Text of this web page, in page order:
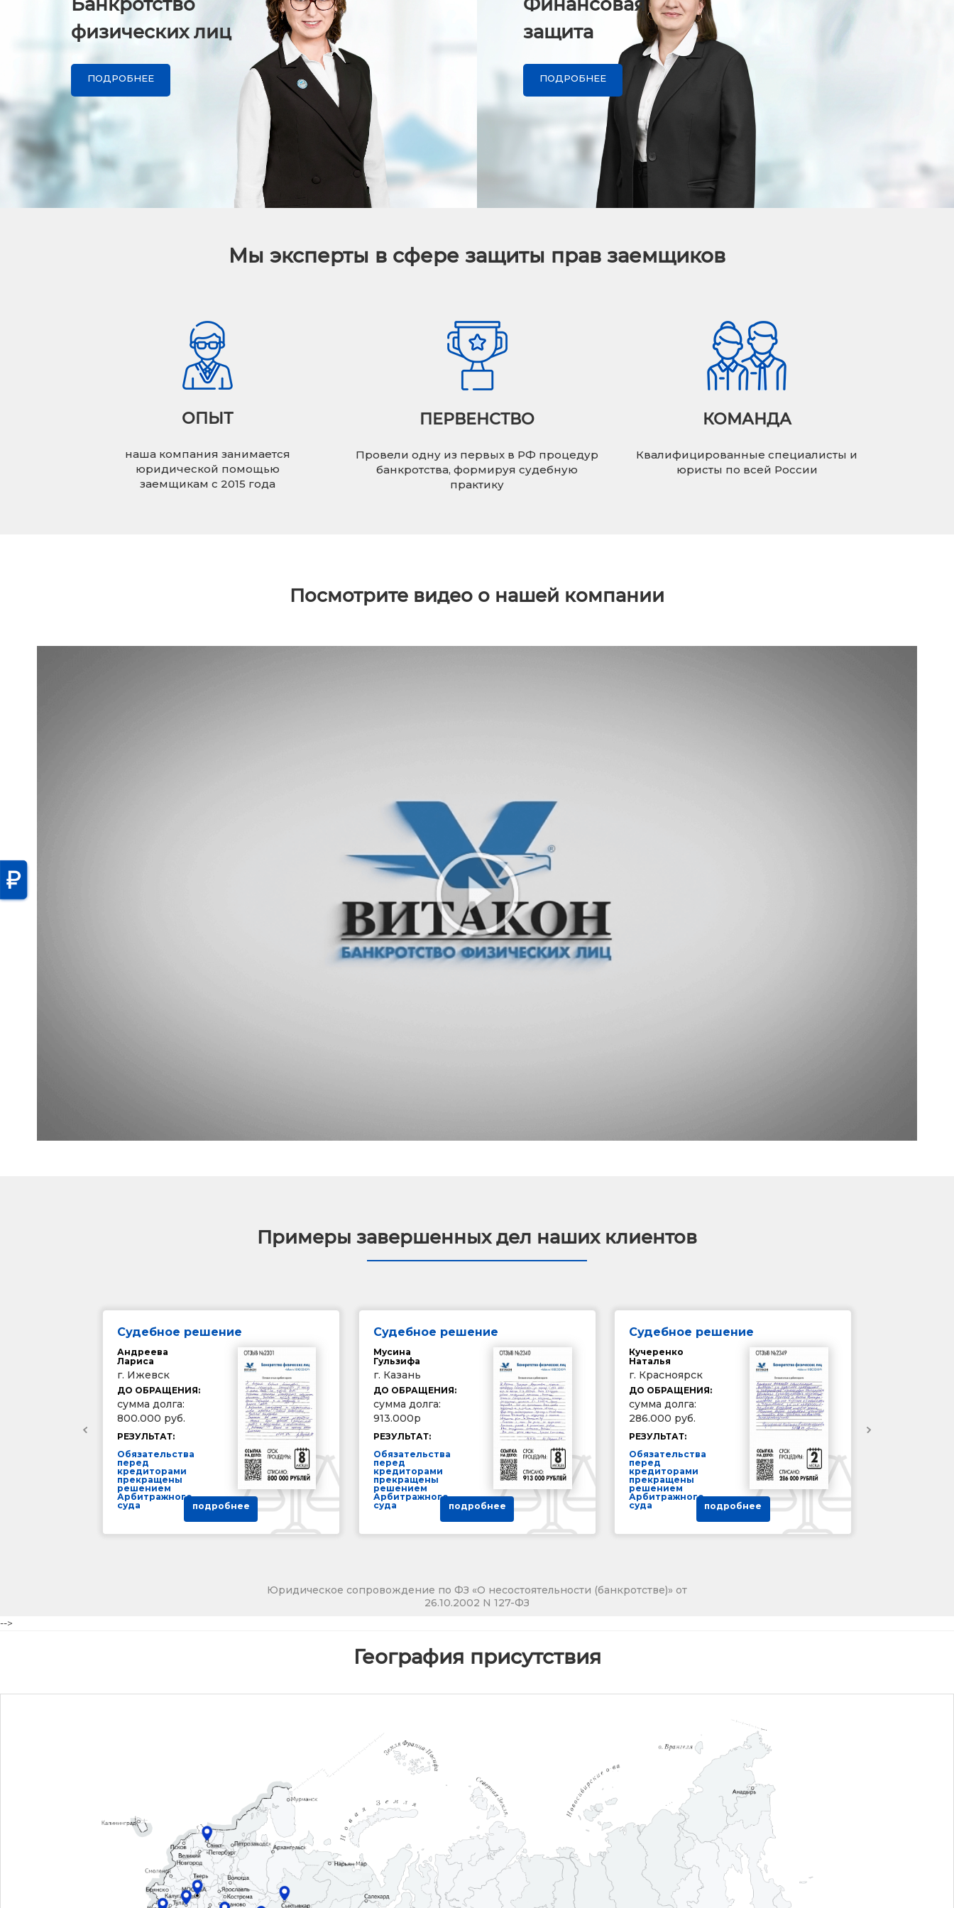
физических лиц
ПОДРОБНЕЕ
защита
ПОДРОБНЕЕ
Мы эксперты в сфере защиты прав заемщиков
ОПЫТ
наша компания занимается
юридической помощью
заемщикам с 2015 года
ПЕРВЕНСТВО
Провели одну из первых в РФ процедур
банкротства, формируя судебную
практику
КОМАНДА
Квалифицированные специалисты и
юристы по всей России
Посмотрите видео о нашей компании
Примеры завершенных дел наших клиентов
Судебное решение
Андреева
Лариса
г. Ижевск
ДО ОБРАЩЕНИЯ:
сумма долга:
800.000 руб.
РЕЗУЛЬТАТ:
Обязательства
перед
кредиторами
прекращены
решением
Арбитражного
суда
подробнее
Судебное решение
Мусина
Гульзифа
г. Казань
ДО ОБРАЩЕНИЯ:
сумма долга:
913.000р
РЕЗУЛЬТАТ:
Обязательства
перед
кредиторами
прекращены
решением
Арбитражного
суда
подробнее
Судебное решение
Кучеренко
Наталья
г. Красноярск
ДО ОБРАЩЕНИЯ:
сумма долга:
286.000 руб.
РЕЗУЛЬТАТ:
Обязательства
перед
кредиторами
прекращены
решением
Арбитражного
суда
подробнее
Юридическое сопровождение по ФЗ «О несостоятельности (банкротстве)» от
26.10.2002 N 127-ФЗ
-->
География присутствия